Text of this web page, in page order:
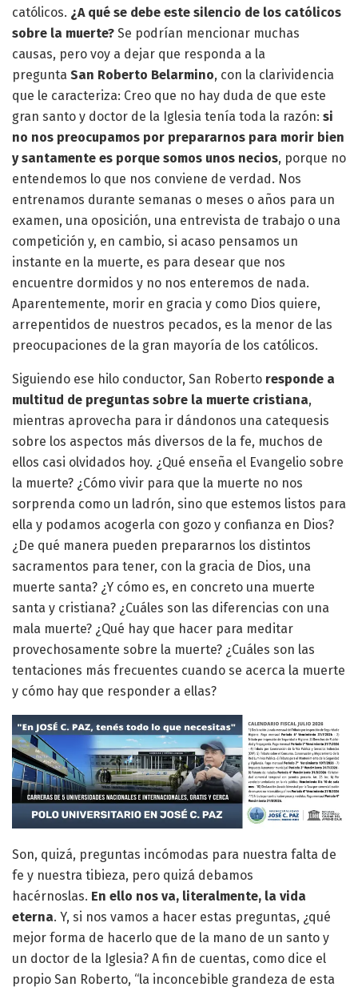
católicos. ¿A qué se debe este silencio de los católicos
sobre la muerte? Se podrían mencionar muchas
causas, pero voy a dejar que responda a la
pregunta San Roberto Belarmino, con la clarividencia
que le caracteriza: Creo que no hay duda de que este
gran santo y doctor de la Iglesia tenía toda la razón: si
no nos preocupamos por prepararnos para morir bien
y santamente es porque somos unos necios, porque no
entendemos lo que nos conviene de verdad. Nos
entrenamos durante semanas o meses o años para un
examen, una oposición, una entrevista de trabajo o una
competición y, en cambio, si acaso pensamos un
instante en la muerte, es para desear que nos
encuentre dormidos y no nos enteremos de nada.
Aparentemente, morir en gracia y como Dios quiere,
arrepentidos de nuestros pecados, es la menor de las
preocupaciones de la gran mayoría de los católicos.
Siguiendo ese hilo conductor, San Roberto responde a
multitud de preguntas sobre la muerte cristiana,
mientras aprovecha para ir dándonos una catequesis
sobre los aspectos más diversos de la fe, muchos de
ellos casi olvidados hoy. ¿Qué enseña el Evangelio sobre
la muerte? ¿Cómo vivir para que la muerte no nos
sorprenda como un ladrón, sino que estemos listos para
ella y podamos acogerla con gozo y confianza en Dios?
¿De qué manera pueden prepararnos los distintos
sacramentos para tener, con la gracia de Dios, una
muerte santa? ¿Y cómo es, en concreto una muerte
santa y cristiana? ¿Cuáles son las diferencias con una
mala muerte? ¿Qué hay que hacer para meditar
provechosamente sobre la muerte? ¿Cuáles son las
tentaciones más frecuentes cuando se acerca la muerte
y cómo hay que responder a ellas?
Son, quizá, preguntas incómodas para nuestra falta de
fe y nuestra tibieza, pero quizá debamos
hacérnoslas. En ello nos va, literalmente, la vida
eterna. Y, si nos vamos a hacer estas preguntas, ¿qué
mejor forma de hacerlo que de la mano de un santo y
un doctor de la Iglesia? A fin de cuentas, como dice el
propio San Roberto, “la inconcebible grandeza de esta